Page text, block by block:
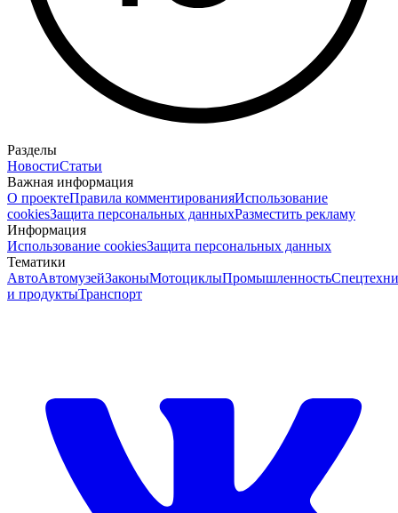
Разделы
НовостиСтатьи
Важная информация
О проектеПравила комментированияИспользование
cookiesЗащита персональных данныхРазместить рекламу
Информация
Использование cookiesЗащита персональных данных
Тематики
АвтоАвтомузейЗаконыМотоциклыПромышленность
и продуктыТранспорт